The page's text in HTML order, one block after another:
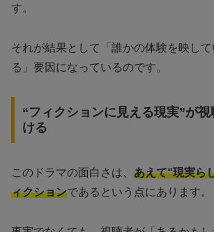
す。
それが結果として「誰かの体験を映し
る」要因になっているのです。
“フィクションに見える現実”が
ける
このドラマの面白さは、 あえて“現実ら
ィクションであるという点にあります。